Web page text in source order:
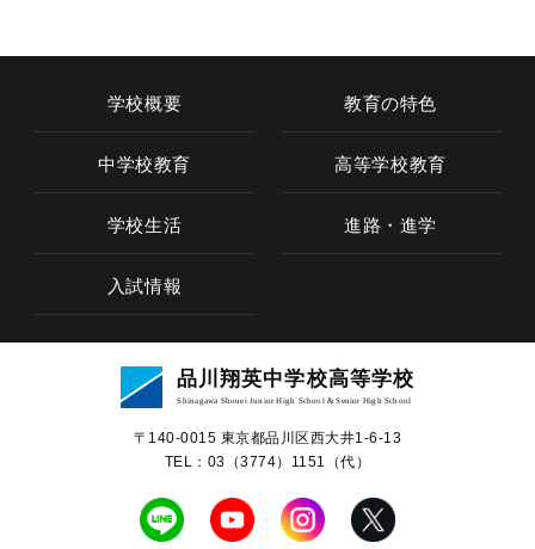
高等学校教育
学校概要 教育の特色
中学校教育 高等学校教育
学校生活 進路・進学
入試情報
品川翔英中学校高等学校
Shinagawa Shouei Junior High School & Senior High School
〒140-0015 東京都品川区⻄⼤井1-6-13
TEL：03（3774）1151（代）